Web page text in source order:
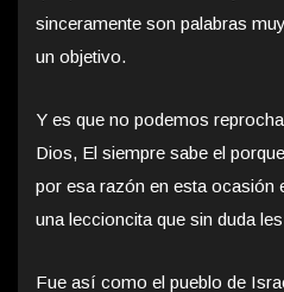
sinceramente son palabras
un objetivo.
Y es que no podemos
Dios, El siempre sabe el
por esa razón en esta ocasión
una leccioncita que sin duda
Fue así como el pueblo de